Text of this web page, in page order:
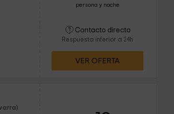
persona y noche
Contacto directo
Respuesta inferior a 24h
VER OFERTA